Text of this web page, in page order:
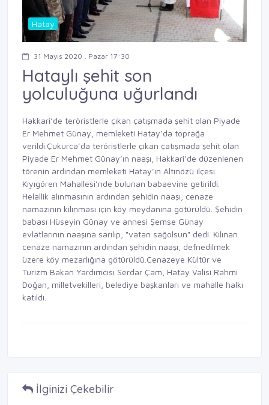
Hatay
31 Mayıs 2020 , Pazar 17:30
Hataylı şehit son
yolculuğuna uğurlandı
Hakkari’de teröristlerle çıkan çatışmada şehit olan Piyade
Er Mehmet Günay, memleketi Hatay’da toprağa
verildi.Çukurca’da teröristlerle çıkan çatışmada şehit olan
Piyade Er Mehmet Günay’ın naaşı, Hakkari’de düzenlenen
törenin ardından memleketi Hatay’ın Altınözü ilçesi
Kıyıgören Mahallesi’nde bulunan babaevine getirildi.
Helallik alınmasının ardından şehidin naaşı, cenaze
namazının kılınması için köy meydanına götürüldü. Şehidin
babası Hüseyin Günay ve annesi Şemse Günay
evlatlarının naaşına sarılıp, "vatan sağolsun" dedi. Kılınan
cenaze namazının ardından şehidin naaşı, defnedilmek
üzere köy mezarlığına götürüldü.Cenazeye Kültür ve
Turizm Bakan Yardımcısı Serdar Çam, Hatay Valisi Rahmi
Doğan, milletvekilleri, belediye başkanları ve mahalle halkı
katıldı.
İlginizi Çekebilir